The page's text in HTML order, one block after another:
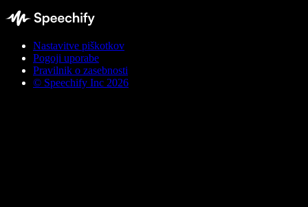
Nastavitve piškotkov
Pogoji uporabe
Pravilnik o zasebnosti
© Speechify Inc 2026